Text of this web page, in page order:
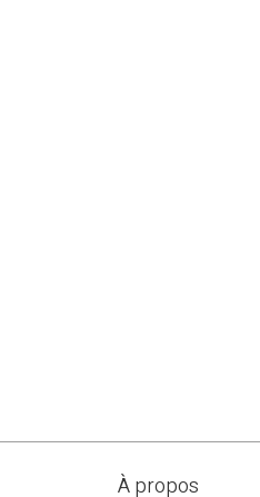
À propos